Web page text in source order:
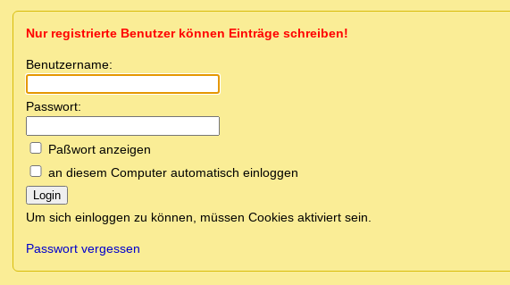
Nur registrierte Benutzer können Einträge schreiben!
Benutzername:
Passwort:
Paßwort anzeigen
an diesem Computer automatisch einloggen
Login
Um sich einloggen zu können, müssen Cookies aktiviert sein.
Passwort vergessen